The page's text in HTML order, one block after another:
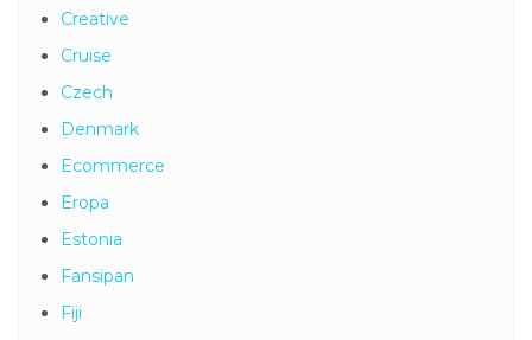
Creative
Cruise
Czech
Denmark
Ecommerce
Eropa
Estonia
Fansipan
Fiji